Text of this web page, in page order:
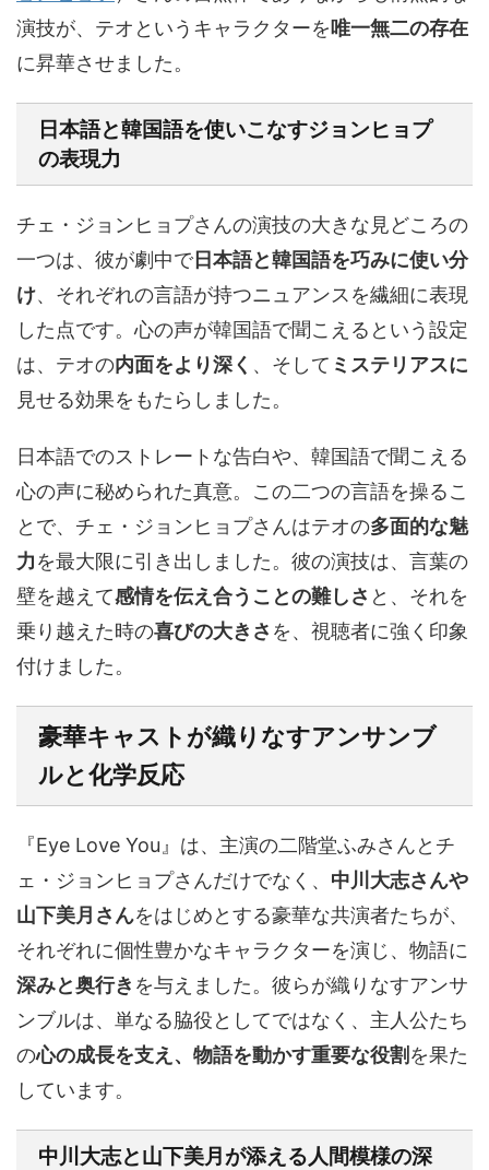
演技が、テオというキャラクターを唯一無二の存在
に昇華させました。
日本語と韓国語を使いこなすジョンヒョプ
の表現力
チェ・ジョンヒョプさんの演技の大きな見どころの
一つは、彼が劇中で日本語と韓国語を巧みに使い分
け、それぞれの言語が持つニュアンスを繊細に表現
した点です。心の声が韓国語で聞こえるという設定
は、テオの内面をより深く 、そして ミステリアスに
見せる効果をもたらしました。
日本語でのストレートな告白や、韓国語で聞こえる
心の声に秘められた真意。この二つの言語を操るこ
とで、チェ・ジョンヒョプさんはテオの多面的な魅
力を最大限に引き出しました。彼の演技は、言葉の
壁を越えて感情を伝え合うことの難しさ と、それを
乗り越えた時の喜びの大きさ を、視聴者に強く印象
付けました。
豪華キャストが織りなすアンサンブ
ルと化学反応
『Eye Love You』は、主演の二階堂ふみさんとチ
ェ・ジョンヒョプさんだけでなく、 中川大志さんや
山下美月さんをはじめとする豪華な共演者たちが、
それぞれに個性豊かなキャラクターを演じ、物語に
深みと奥行き を与えました。彼らが織りなすアンサ
ンブルは、単なる脇役としてではなく、主人公たち
の心の成長を支え、物語を動かす重要な役割 を果た
しています。
中川大志と山下美月 が添える人間模様の深